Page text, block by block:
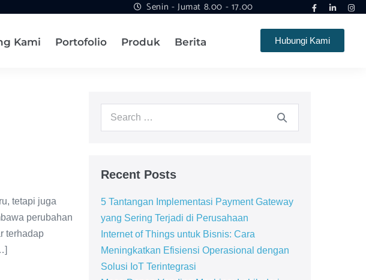
Senin - Jumat 8.00 - 17.00
Kami Portofolio Produk Berita Hubungi Kami
tetapi juga
perubahan
terhadap
Recent Posts
5 Tantangan Implementasi Payment Gateway
yang Sering Terjadi di Perusahaan
Internet of Things untuk Bisnis: Cara
Meningkatkan Efisiensi Operasional dengan
Solusi IoT Terintegrasi